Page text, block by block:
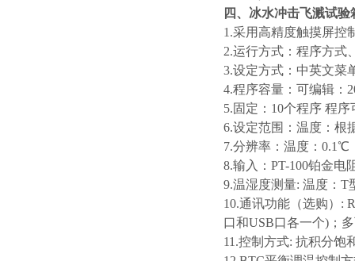
四、冰水冲击飞溅试验
1.采用高精度触摸屏控
2.运行方式：程序方式
3.设定方式：中英文菜
4.程序容量：可编辑：
5.固定：10个程序 程序
6.设定范围：温度：
7.分辨率：温度：0.1℃
8.输入：PT-100铂金电
9.温湿度测量: 温度：T
10.通讯功能（选购）:
口和USB口各一个)；
11.控制方式: 抗积分饱